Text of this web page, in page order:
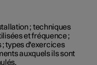
; techniques
et fréquence ;
; types d'exercices
auxquels ils sont